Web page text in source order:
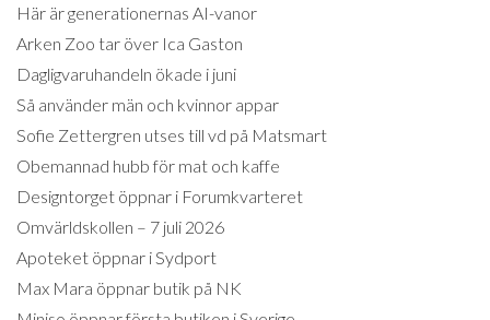
Här är generationernas AI-vanor
Arken Zoo tar över Ica Gaston
Dagligvaruhandeln ökade i juni
Så använder män och kvinnor appar
Sofie Zettergren utses till vd på Matsmart
Obemannad hubb för mat och kaffe
Designtorget öppnar i Forumkvarteret
Omvärldskollen – 7 juli 2026
Apoteket öppnar i Sydport
Max Mara öppnar butik på NK